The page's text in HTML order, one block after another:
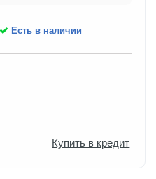
Есть в наличии
Купить в кредит